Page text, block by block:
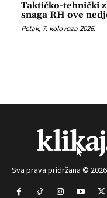
Taktičko-tehnički
snaga RH ove
Petak, 7. kolovoza 2026.
Sva prava pridržana ©